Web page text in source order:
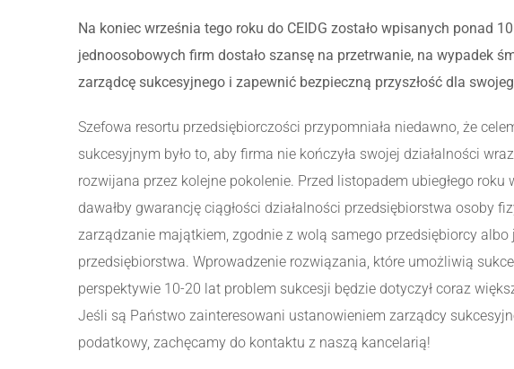
Na koniec września tego roku do CEIDG zostało wpisanych ponad
jednoosobowych firm dostało szansę na przetrwanie, na wypadek
zarządcę sukcesyjnego i zapewnić bezpieczną przyszłość dla
Szefowa resortu przedsiębiorczości przypomniała niedawno, że
sukcesyjnym było to, aby firma nie kończyła swojej działalności
rozwijana przez kolejne pokolenie. Przed listopadem ubiegłego
dawałby gwarancję ciągłości działalności przedsiębiorstwa osoby
zarządzanie majątkiem, zgodnie z wolą samego przedsiębiorcy
przedsiębiorstwa. Wprowadzenie rozwiązania, które umożliwią
perspektywie 10-20 lat problem sukcesji będzie dotyczył coraz
Jeśli są Państwo zainteresowani ustanowieniem zarządcy
podatkowy, zachęcamy do kontaktu z naszą kancelarią!